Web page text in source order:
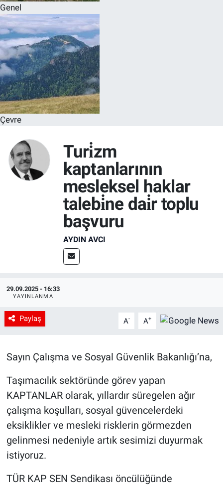
Genel
Çevre
Turi̇zm
kaptanlarının
mesleksel haklar
talebi̇ne dai̇r toplu
başvuru
AYDIN AVCI
29.09.2025 - 16:33
YAYINLANMA
Paylaş A- A+
Sayın Çalışma ve Sosyal Güvenlik Bakanlığı’na,
Taşımacılık sektöründe görev yapan
KAPTANLAR olarak, yıllardır süregelen ağır
çalışma koşulları, sosyal güvencelerdeki
eksiklikler ve mesleki risklerin görmezden
gelinmesi nedeniyle artık sesimizi duyurmak
istiyoruz.
TÜR KAP SEN Sendikası öncülüğünde